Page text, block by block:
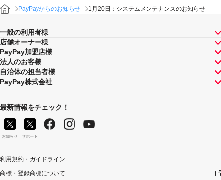
PayPayからのお知らせ 1月20日：システムメンテナンスのお知らせ
一般の利用者様
店舗オーナー様
PayPay加盟店様
法人のお客様
自治体の担当者様
PayPay株式会社
最新情報をチェック！
お知らせ サポート
利用規約・ガイドライン
商標・登録商標について